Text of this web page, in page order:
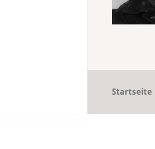
Startseite